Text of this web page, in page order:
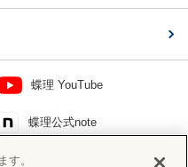
蝶理 YouTube
蝶理公式note
す。